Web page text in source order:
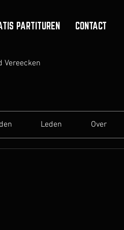
PARTITUREN CONTACT
Vereecken
Leden Over